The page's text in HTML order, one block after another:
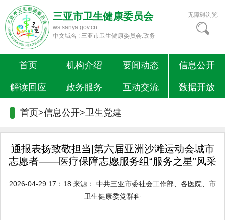
三亚市卫生健康委员会
ws.sanya.gov.cn
中文域名 : 三亚市卫生健康委员会.政务
无障碍浏览
首页 机构介绍 要闻动态 信息公开
解读回应 政务服务 互动交流 数据开放
首页>信息公开>卫生党建
通报表扬致敬担当|第六届亚洲沙滩运动会城市
志愿者——医疗保障志愿服务组“服务之星”风采
2026-04-29 17：18 来源：
中共三亚市委社会工作部、各医院、市
卫生健康委党群科